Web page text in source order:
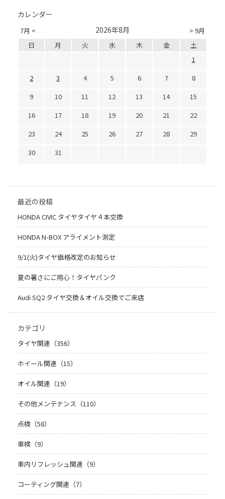
カレンダー
7月 < > 9月
2026年8月
日 月 火 水 木 金
土
1
2
3 4 5 6 7
8
9
10 11 12 13 14
15
16
17 18 19 20 21
22
23
24 25 26 27 28
29
30
31
最近の投稿
HONDA CIVIC タイヤタイヤ４本交換
HONDA N-BOX アライメント測定
9/1(火)タイヤ価格改定のお知らせ
夏の暑さにご用心！タイヤパンク
Audi SQ2 タイヤ交換＆オイル交換でご来店
カテゴリ
タイヤ関連（356）
ホイール関連（15）
オイル関連（19）
その他メンテナンス（110）
点検（58）
車検（9）
車内リフレッシュ関連（9）
コーティング関連（7）